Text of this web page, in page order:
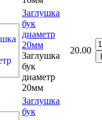
Заглушка
бук
диаметр
20мм
Заглушка
бук
диаметр
20мм
20.00
Заглушка
бук